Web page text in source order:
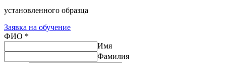
установленного образца
Заявка на обучение
ФИО *
Имя
Фамилия